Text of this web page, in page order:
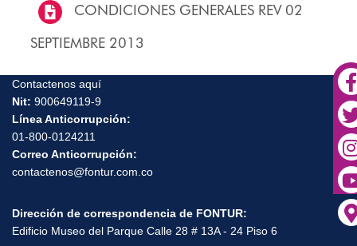
CONDICIONES GENERALES REV 02
SEPTIEMBRE 2013
Contactenos aquí
Nit: 900649119-9
Línea Anticorrupción:
01-800-0124211
Correo Anticorrupción:
contactenos@fontur.com.co
Dirección de correspondencia de FONTUR:
Edificio Museo del Parque Calle 28 # 13A - 24 Piso 6